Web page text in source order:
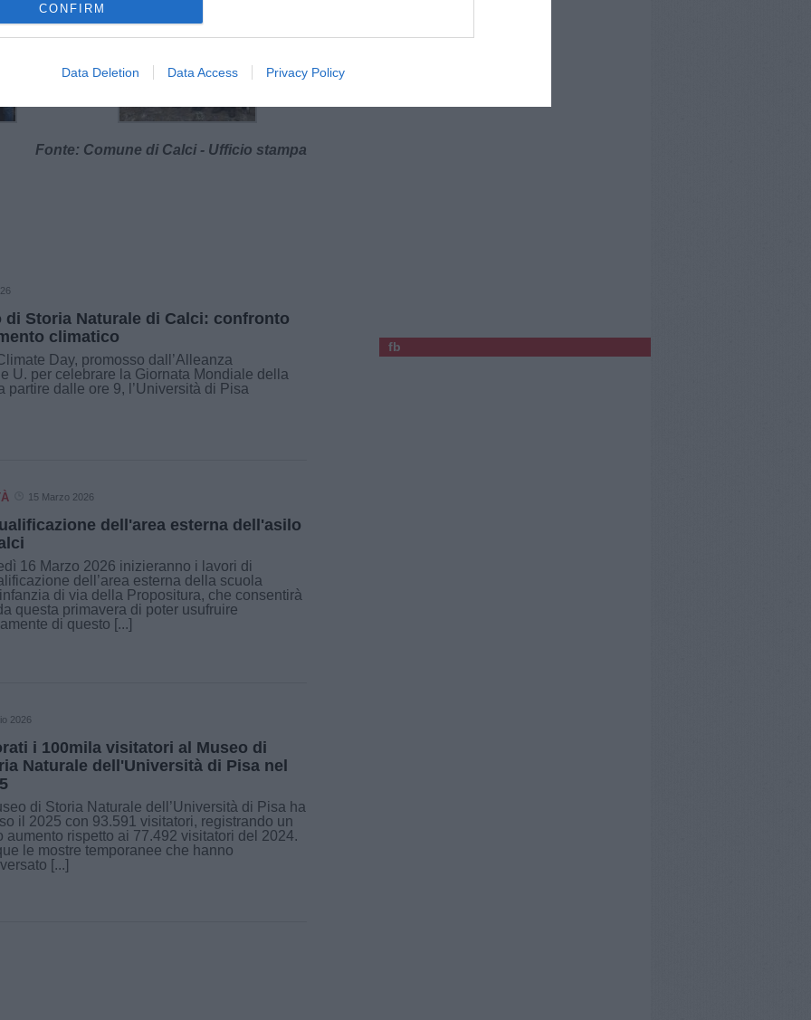
CONFIRM
Data Deletion Data Access Privacy Policy
Fonte: Comune di Calci - Ufficio stampa
di Storia Naturale di Calci: confronto
climatico
Day, promosso dall’Alleanza
U. per celebrare la Giornata Mondiale della
partire dalle ore 9, l’Università di Pisa
15 Marzo 2026
dell'area esterna dell'asilo
16 Marzo 2026 inizieranno i lavori di
dell’area esterna della scuola
di via della Propositura, che consentirà
questa primavera di poter usufruire
di questo [...]
2026
i 100mila visitatori al Museo di
Naturale dell'Università di Pisa nel
di Storia Naturale dell’Università di Pisa ha
il 2025 con 93.591 visitatori, registrando un
aumento rispetto ai 77.492 visitatori del 2024.
le mostre temporanee che hanno
[...]
fb